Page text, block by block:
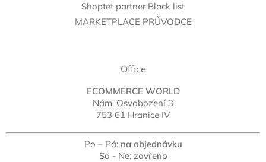
Shoptet partner Black list
MARKETPLACE PRŮVODCE
Office
ECOMMERCE WORLD
Nám. Osvobození 3
753 61 Hranice IV
Po – Pá: na objednávku
So - Ne: zavřeno